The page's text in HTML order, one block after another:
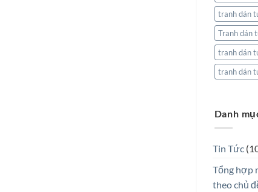
tranh dán
Tranh dán
tranh dán
tranh dán
Danh
Tin Tức
Tổng hợp
theo chủ